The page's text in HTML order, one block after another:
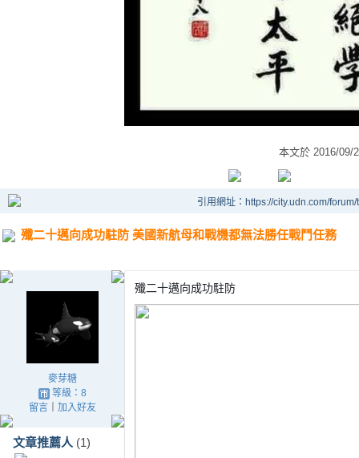
本文於 2016/09/
引用網址：https://city.udn.com/
殲二十邁向成功駐防 美國新航母和戰機都無法勝任戰鬥任務
麥芽糖
等級：8
留言｜ 加入好友
文章推薦人 (1)
殲二十邁向成功駐防